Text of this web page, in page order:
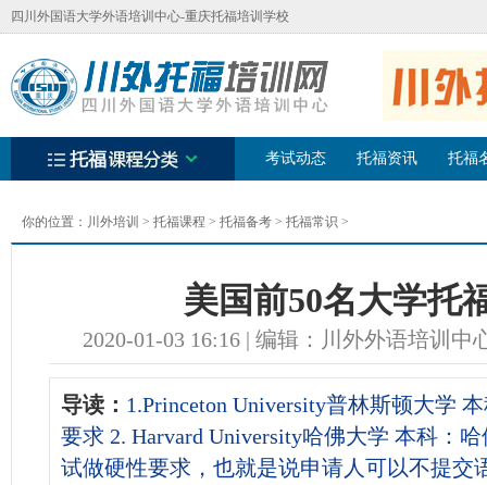
四川外国语大学外语培训中心-重庆托福培训学校
考试动态 托福资讯 托福
你的位置： 川外培训 > 托福课程 > 托福备考 > 托福常识 >
美国前50名大学托
2020-01-03 16:16 | 编辑：川外外语培
导读： 1.Princeton University普林斯顿大学
要求 2. Harvard University哈佛大学 本科：
试做硬性要求，也就是说申请人可以不提交